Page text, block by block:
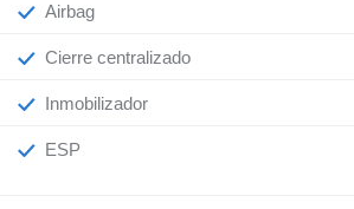
Airbag
Cierre centralizado
Inmobilizador
ESP